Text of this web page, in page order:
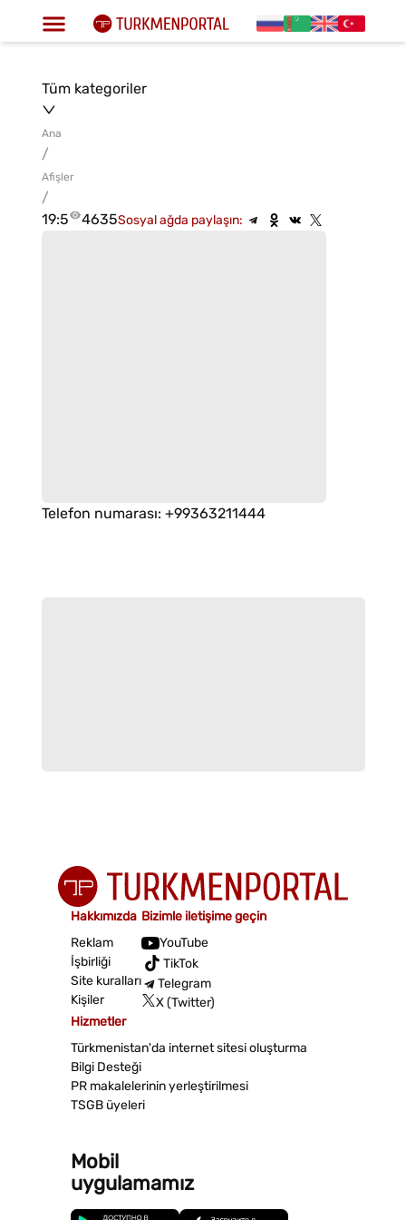
Tüm kategoriler
Ana
/
Afişler
/
19:5
4635Sosyal ağda paylaşın:
Telefon numarası: +99363211444
Hakkımızda
Reklam
İşbirliği
Site kuralları
Kişiler
Bizimle iletişime geçin
YouTube
TikTok
Telegram
X (Twitter)
Hizmetler
Türkmenistan'da internet sitesi oluşturma
Bilgi Desteği
PR makalelerinin yerleştirilmesi
TSGB üyeleri
Mobil
uygulamamız